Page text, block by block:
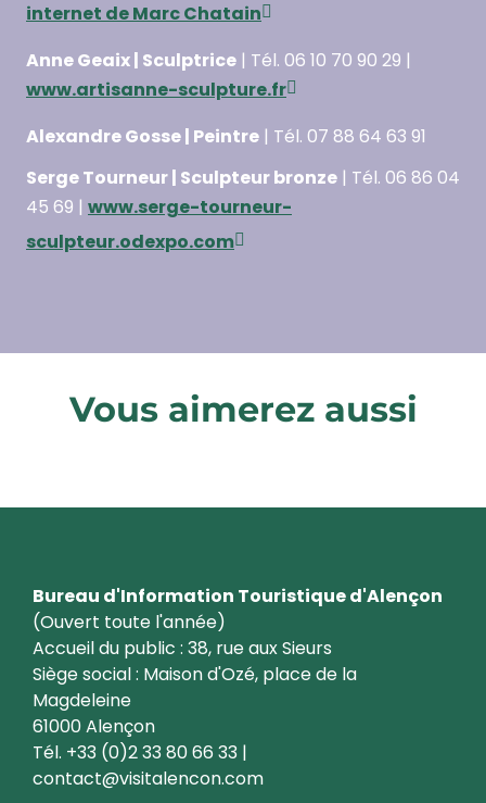
internet de Marc Chatain
Anne Geaix | Sculptrice | Tél. 06 10 70 90 29 |
www.artisanne-sculpture.fr
Alexandre Gosse | Peintre | Tél. 07 88 64 63 91
Serge Tourneur | Sculpteur bronze | Tél. 06 86 04
45 69 | www.serge-tourneur-
sculpteur.odexpo.com
Vous aimerez aussi
Bureau d'Information Touristique d'Alençon
(Ouvert toute l'année)
Accueil du public : 38, rue aux Sieurs
Siège social : Maison d'Ozé, place de la
Magdeleine
61000 Alençon
Tél. +33 (0)2 33 80 66 33 |
contact@visitalencon.com